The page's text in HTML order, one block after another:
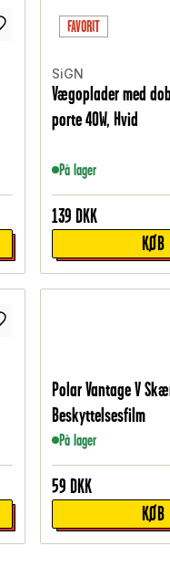
FAVORIT
SiGN
Vægoplader med
porte 40W, Hvid
På lager
139 DKK
KØB
Polar Vantage V
Beskyttelsesfilm
På lager
59 DKK
KØB